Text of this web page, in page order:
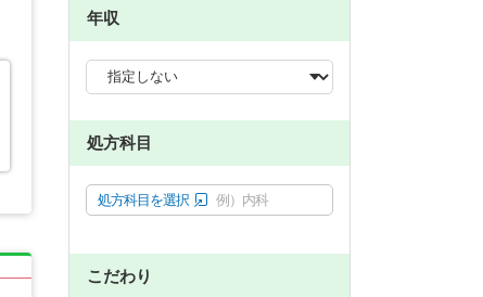
年収
処方科目
処方科目を選択 例）内科
こだわり